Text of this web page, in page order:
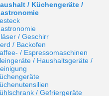
/ Küchengeräte /
/ Geschirr
/ Backofen
/ Espressomaschinen
/ Haushaltsgeräte /
/ Gefriergeräte